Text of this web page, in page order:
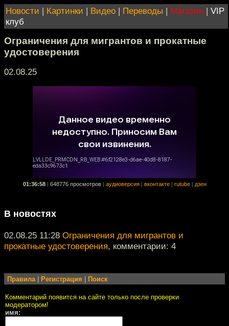
Новости | Картинки | Видео | Переводы | Магазин | VIP
клуб
Ограничения для мигрантов и прокатные
удостоверения
02.08.25
01:36:58 648776 просмотров аудиоверсия вконтакте rutube дзен
В новостях
02.08.25 11:28 Ограничения для мигрантов и
прокатные удостоверения, комментарии: 4
Правила| Регистрация Поиск
Комментарий появится на сайте только после проверки
модератором!
имя: